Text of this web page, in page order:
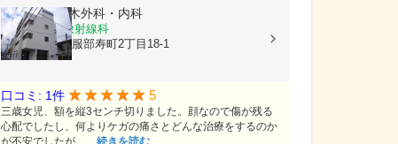
医療法人三木外科・内科
内科, 外科, 放射線科
大阪府豊中市服部寿町2丁目18-1
口コミ: 1件 5
三歳女児、額を縦3センチ切りました。顔なので傷が残る
心配でしたし、何よりケガの痛さとどんな治療をするのか
が不安でしたが、... 続きを読む